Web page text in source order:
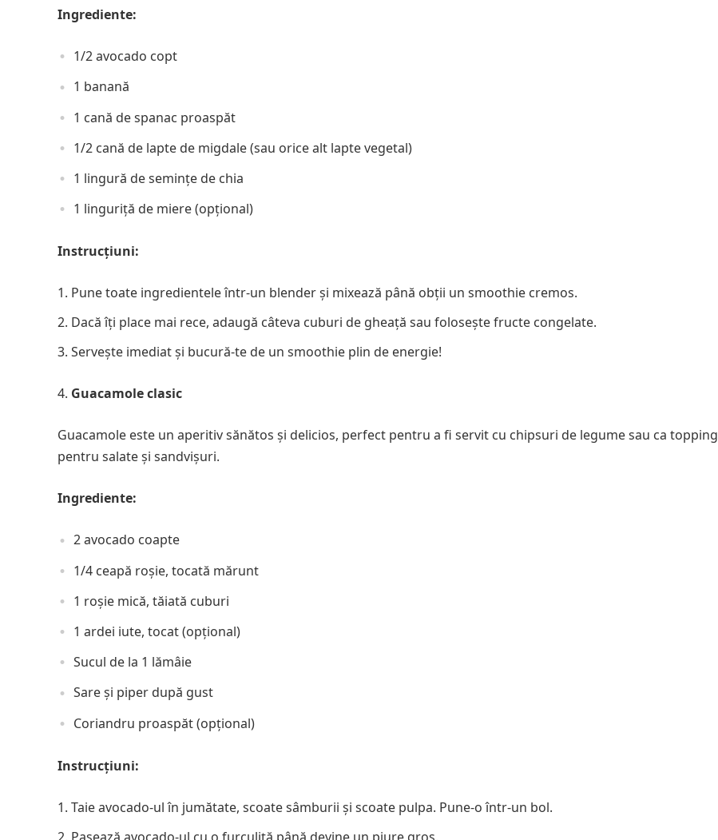
Ingrediente:
1/2 avocado copt
1 banană
1 cană de spanac proaspăt
1/2 cană de lapte de migdale (sau orice alt lapte vegetal)
1 lingură de semințe de chia
1 linguriță de miere (opțional)
Instrucțiuni:
Pune toate ingredientele într-un blender și mixează până obții un smoothie cremos.
Dacă îți place mai rece, adaugă câteva cuburi de gheață sau folosește fructe congelate.
Servește imediat și bucură-te de un smoothie plin de energie!
Guacamole clasic
Guacamole este un aperitiv sănătos și delicios, perfect pentru a fi servit cu chipsuri de legume sau ca topping
pentru salate și sandvișuri.
Ingrediente:
2 avocado coapte
1/4 ceapă roșie, tocată mărunt
1 roșie mică, tăiată cuburi
1 ardei iute, tocat (opțional)
Sucul de la 1 lămâie
Sare și piper după gust
Coriandru proaspăt (opțional)
Instrucțiuni:
Taie avocado-ul în jumătate, scoate sâmburii și scoate pulpa. Pune-o într-un bol.